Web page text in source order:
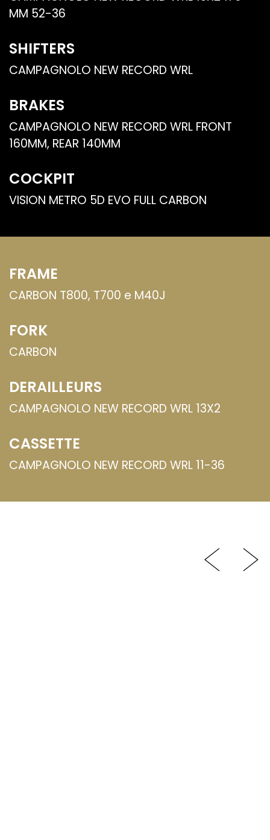
FRAME
CARBON T800, T700 e M40J
FORK
CARBON
DERAILLEURS
CAMPAGNOLO NEW RECORD WRL 13X2
CASSETTE
CAMPAGNOLO NEW RECORD WRL 11-36
MM 52-36
SHIFTERS
CAMPAGNOLO NEW RECORD WRL
BRAKES
CAMPAGNOLO NEW RECORD WRL FRONT
160MM, REAR 140MM
COCKPIT
VISION METRO 5D EVO FULL CARBON